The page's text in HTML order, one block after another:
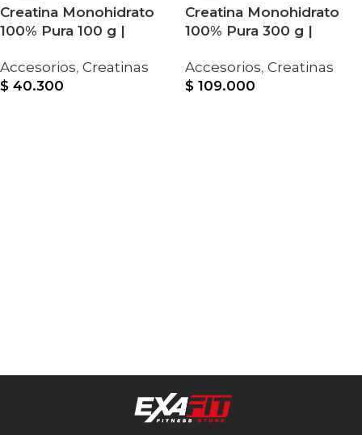
Creatina Monohidrato
100% Pura 100 g |
Accesorios, Creatinas
$ 40.300
Creatina Monohidrato
100% Pura 300 g |
Accesorios, Creatinas
$ 109.000